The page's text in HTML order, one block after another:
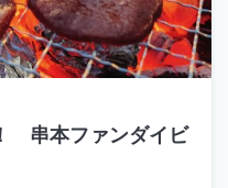
串本ファンダイビ